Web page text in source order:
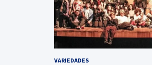
VARIEDADES